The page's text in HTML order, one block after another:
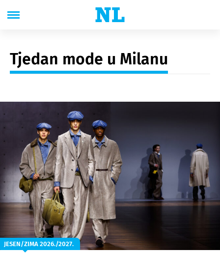
Tjedan mode u Milanu
JESEN/ZIMA 2026./2027.